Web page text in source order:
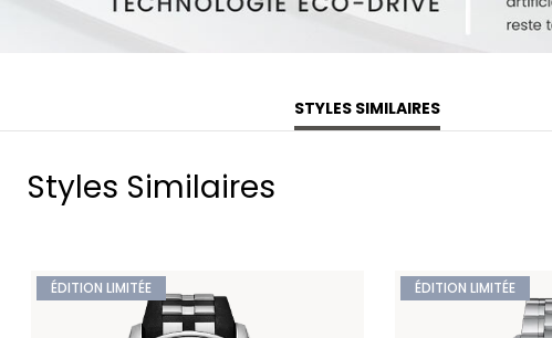
STYLES SIMILAIRES
Styles Similaires
ÉDITION LIMITÉE ÉDITION LIMITÉE